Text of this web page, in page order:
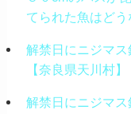
てられた魚はどう
解禁日にニジマス
【奈良県天川村】
解禁日にニジマス